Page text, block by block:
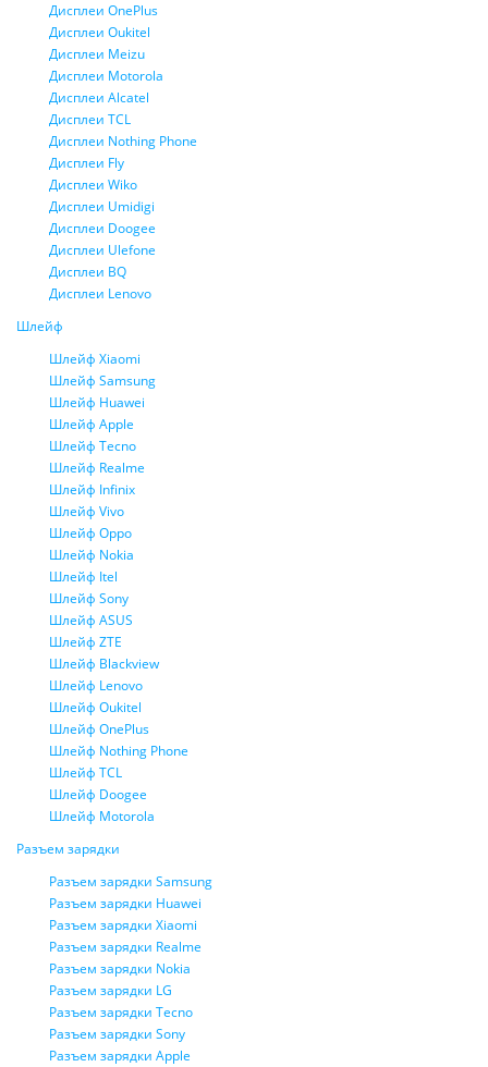
Дисплеи OnePlus
Дисплеи Oukitel
Дисплеи Meizu
Дисплеи Motorola
Дисплеи Alcatel
Дисплеи TCL
Дисплеи Nothing Phone
Дисплеи Fly
Дисплеи Wiko
Дисплеи Umidigi
Дисплеи Doogee
Дисплеи Ulefone
Дисплеи BQ
Дисплеи Lenovo
Шлейф
Шлейф Xiaomi
Шлейф Samsung
Шлейф Huawei
Шлейф Apple
Шлейф Tecno
Шлейф Realme
Шлейф Infinix
Шлейф Vivo
Шлейф Oppo
Шлейф Nokia
Шлейф Itel
Шлейф Sony
Шлейф ASUS
Шлейф ZTE
Шлейф Blackview
Шлейф Lenovo
Шлейф Oukitel
Шлейф OnePlus
Шлейф Nothing Phone
Шлейф TCL
Шлейф Doogee
Шлейф Motorola
Разъем зарядки
Разъем зарядки Samsung
Разъем зарядки Huawei
Разъем зарядки Xiaomi
Разъем зарядки Realme
Разъем зарядки Nokia
Разъем зарядки LG
Разъем зарядки Tecno
Разъем зарядки Sony
Разъем зарядки Apple